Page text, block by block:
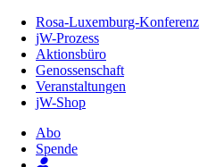
Inhalt
Seite
Rosa-Luxemburg-Konferenz
jW-Prozess
Aktionsbüro
Genossenschaft
Veranstaltungen
jW-Shop
Abo
Spende